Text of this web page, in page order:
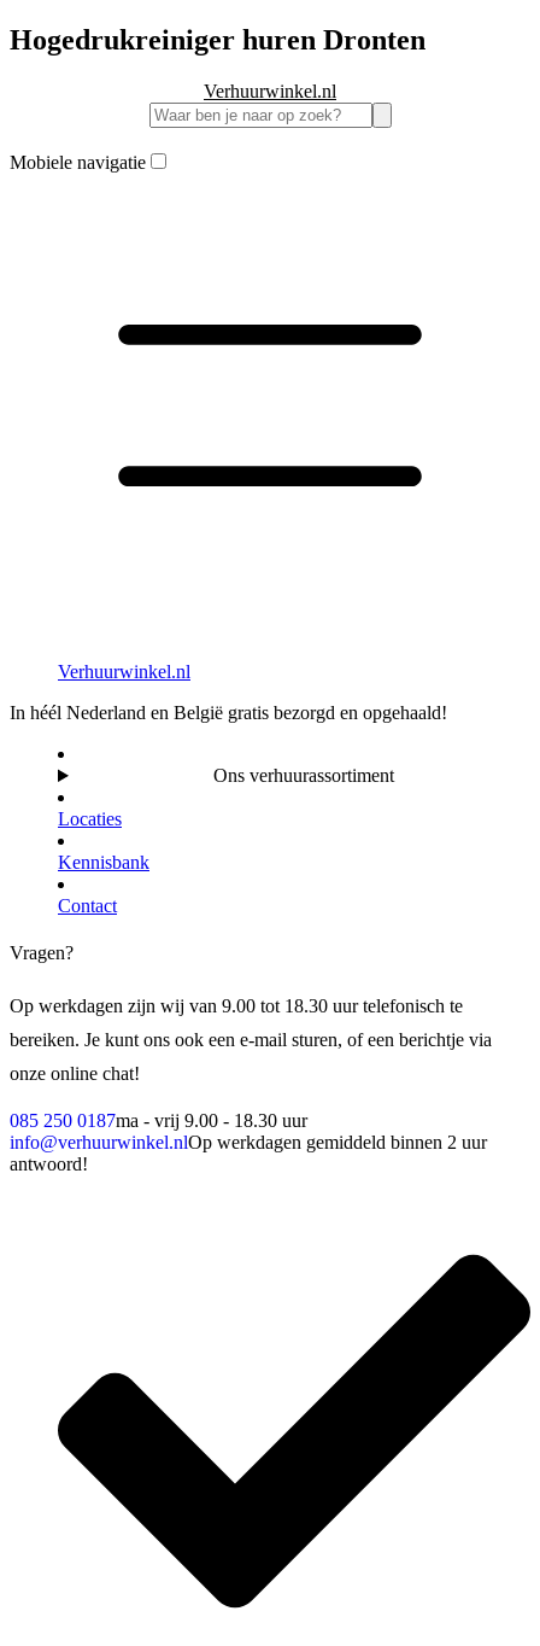
Hogedrukreiniger huren Dronten
Verhuurwinkel.nl
Mobiele navigatie
Verhuurwinkel.nl
In héél Nederland en België gratis bezorgd en opgehaald!
Ons verhuurassortiment
Locaties
Kennisbank
Contact
Vragen?
Op werkdagen zijn wij van 9.00 tot 18.30 uur telefonisch te
bereiken. Je kunt ons ook een e-mail sturen, of een berichtje via
onze online chat!
085 250 0187ma - vrij 9.00 - 18.30 uur
info@verhuurwinkel.nlOp werkdagen gemiddeld binnen 2 uur
antwoord!